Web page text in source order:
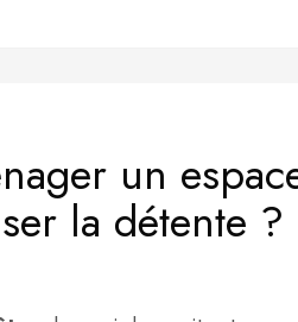
un
la détente ?